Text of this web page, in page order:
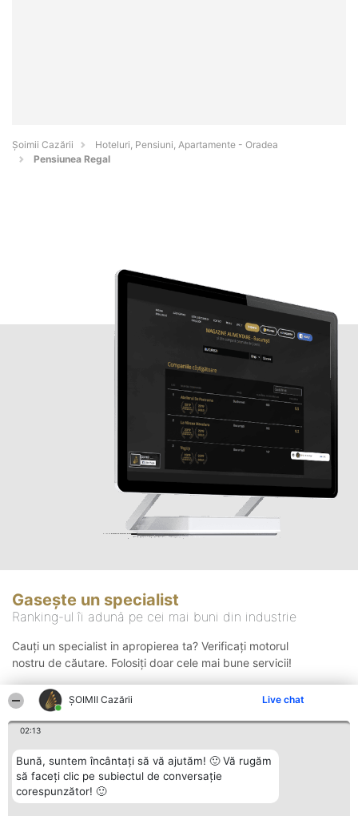
ȘOIMII Cazării Live chat
02:13
Bună, suntem încântați să vă ajutăm! 🙂 Vă rugăm
să faceți clic pe subiectul de conversație
corespunzător! 🙂
Șoimii Cazării
Hoteluri, Pensiuni, Apartamente - Oradea
Pensiunea Regal
Gasește un specialist
Ranking-ul îi adună pe cei mai buni din industrie
Cauți un specialist in apropierea ta? Verificați motorul
nostru de căutare. Folosiți doar cele mai bune servicii!